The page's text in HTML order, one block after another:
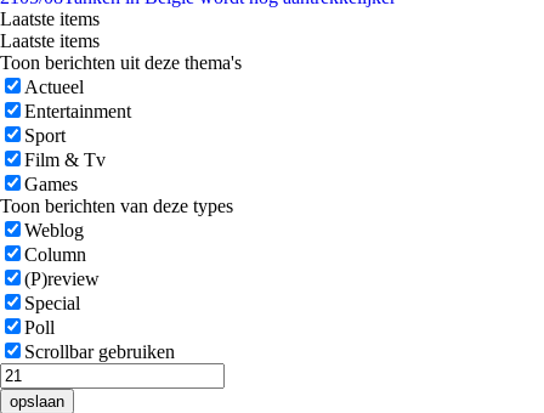
Laatste items
Laatste items
Toon berichten uit deze thema's
Actueel
Entertainment
Sport
Film & Tv
Games
Toon berichten van deze types
Weblog
Column
(P)review
Special
Poll
Scrollbar gebruiken
opslaan